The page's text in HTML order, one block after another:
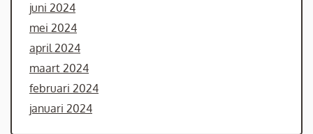
juni 2024
mei 2024
april 2024
maart 2024
februari 2024
januari 2024